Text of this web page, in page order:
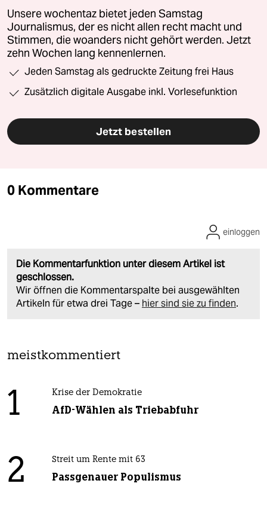
Unsere wochentaz bietet jeden Samstag
Journalismus, der es nicht allen recht macht und
Stimmen, die woanders nicht gehört werden. Jetzt
zehn Wochen lang kennenlernen.
Jeden Samstag als gedruckte Zeitung frei Haus
Zusätzlich digitale Ausgabe inkl. Vorlesefunktion
Jetzt bestellen
0 Kommentare
Die Kommentarfunktion unter diesem Artikel ist
geschlossen.
Wir öffnen die Kommentarspalte bei ausgewählten
Artikeln für etwa drei Tage – hier sind sie zu finden.
einloggen
meistkommentiert
1 Krise der Demokratie
AfD-Wählen als Triebabfuhr
2 Streit um Rente mit 63
Passgenauer Populismus